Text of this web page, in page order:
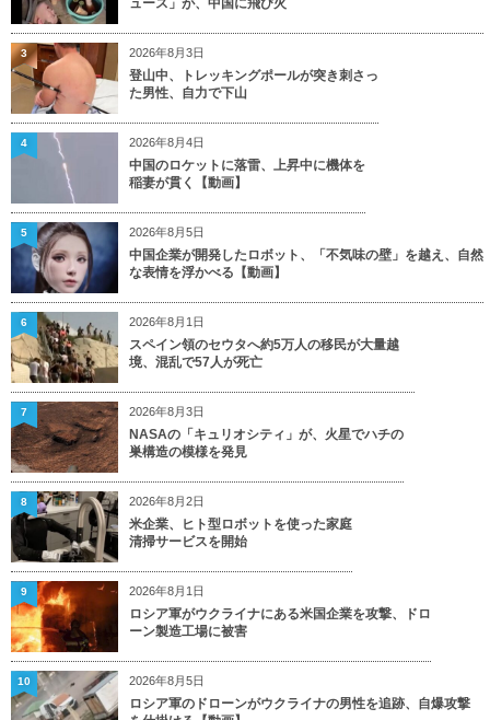
ュース」が、中国に飛び火
2026年8月3日
登山中、トレッキングポールが突き刺さっ
た男性、自力で下山
3
2026年8月4日
中国のロケットに落雷、上昇中に機体を
稲妻が貫く【動画】
4
2026年8月5日
中国企業が開発したロボット、「不気味の壁」を越え、自然
な表情を浮かべる【動画】
5
2026年8月1日
スペイン領のセウタへ約5万人の移民が大量越
境、混乱で57人が死亡
6
2026年8月3日
NASAの「キュリオシティ」が、火星でハチの
巣構造の模様を発見
7
2026年8月2日
米企業、ヒト型ロボットを使った家庭
清掃サービスを開始
8
2026年8月1日
ロシア軍がウクライナにある米国企業を攻撃、ドロ
ーン製造工場に被害
9
2026年8月5日
ロシア軍のドローンがウクライナの男性を追跡、自爆攻撃
10